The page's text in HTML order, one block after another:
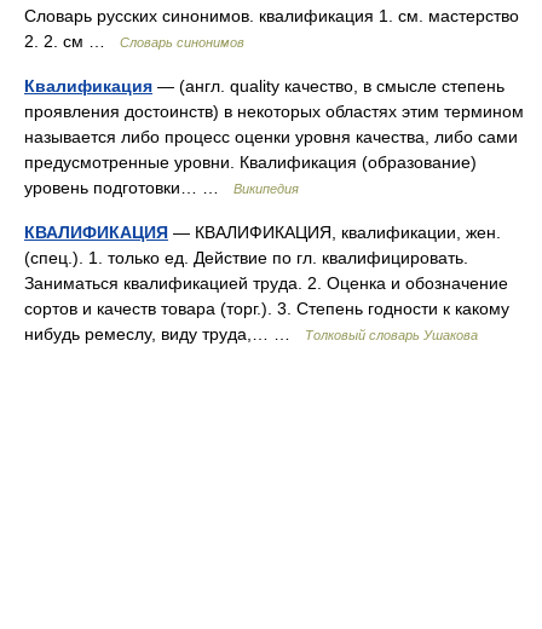
Словарь русских синонимов. квалификация 1. см. мастерство
2. 2. см …
Словарь синонимов
Квалификация — (англ. quality качество, в смысле степень
проявления достоинств) в некоторых областях этим термином
называется либо процесс оценки уровня качества, либо сами
предусмотренные уровни. Квалификация (образование)
уровень подготовки… …
Википедия
КВАЛИФИКАЦИЯ — КВАЛИФИКАЦИЯ, квалификации, жен.
(спец.). 1. только ед. Действие по гл. квалифицировать.
Заниматься квалификацией труда. 2. Оценка и обозначение
сортов и качеств товара (торг.). 3. Степень годности к какому
нибудь ремеслу, виду труда,… …
Толковый словарь Ушакова